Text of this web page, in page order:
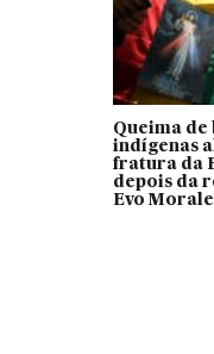
Queima de
indígenas
fratura da
depois da
Evo